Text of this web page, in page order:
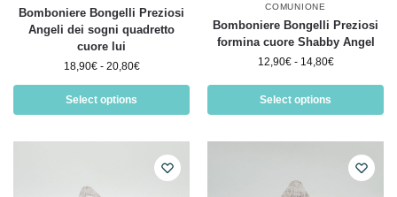
Bomboniere Bongelli Preziosi
Angeli dei sogni quadretto
cuore lui
18,90€ - 20,80€
Select options
COMUNIONE
Bomboniere Bongelli Preziosi
formina cuore Shabby Angel
12,90€ - 14,80€
Select options